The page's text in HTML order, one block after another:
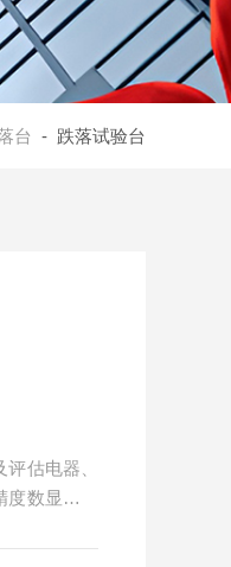
台 - 跌落试验台
估电器、
数显仪表